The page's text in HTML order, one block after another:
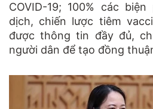
COVID-19; 100% các
dịch, chiến lược tiêm
được thông tin đầy đủ,
người dân để tạo đồng